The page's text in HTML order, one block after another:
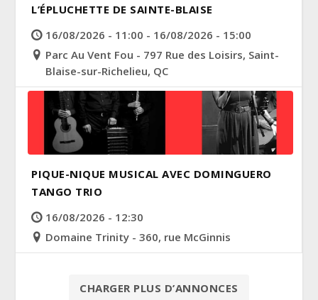
L’ÉPLUCHETTE DE SAINTE-BLAISE
16/08/2026 - 11:00 - 16/08/2026 - 15:00
Parc Au Vent Fou - 797 Rue des Loisirs, Saint-
Blaise-sur-Richelieu, QC
PIQUE-NIQUE MUSICAL AVEC DOMINGUERO
TANGO TRIO
16/08/2026 - 12:30
Domaine Trinity - 360, rue McGinnis
CHARGER PLUS D’ANNONCES